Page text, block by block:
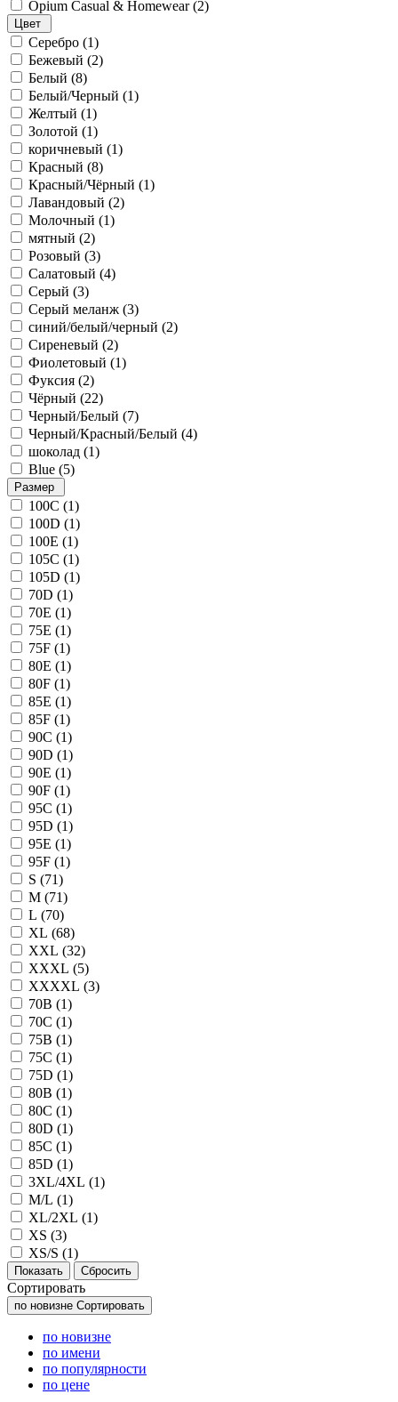
Opium Casual & Homewear (2)
Цвет
Cеребро (1)
Бежевый (2)
Белый (8)
Белый/Черный (1)
Желтый (1)
Золотой (1)
коричневый (1)
Красный (8)
Красный/Чёрный (1)
Лавандовый (2)
Молочный (1)
мятный (2)
Розовый (3)
Салатовый (4)
Серый (3)
Серый меланж (3)
синий/белый/черный (2)
Сиреневый (2)
Фиолетовый (1)
Фуксия (2)
Чёрный (22)
Черный/Белый (7)
Черный/Красный/Белый (4)
шоколад (1)
Blue (5)
Размер
100C (1)
100D (1)
100E (1)
105C (1)
105D (1)
70D (1)
70E (1)
75E (1)
75F (1)
80E (1)
80F (1)
85E (1)
85F (1)
90C (1)
90D (1)
90E (1)
90F (1)
95C (1)
95D (1)
95E (1)
95F (1)
S (71)
M (71)
L (70)
XL (68)
XXL (32)
XXXL (5)
XXXXL (3)
70B (1)
70C (1)
75B (1)
75C (1)
75D (1)
80B (1)
80C (1)
80D (1)
85C (1)
85D (1)
3XL/4XL (1)
M/L (1)
XL/2XL (1)
XS (3)
XS/S (1)
Сортировать
по новизне Сортировать
по новизне
по имени
по популярности
по цене